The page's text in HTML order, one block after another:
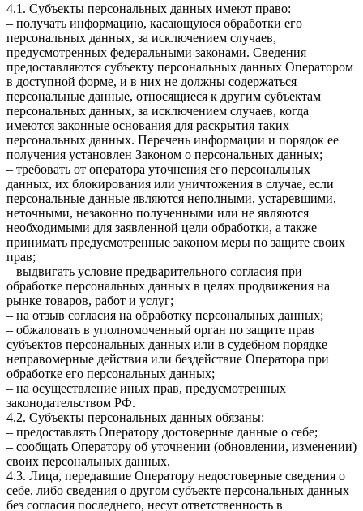
4.1. Субъекты персональных данных имеют право:
– получать информацию, касающуюся обработки его
персональных данных, за исключением случаев,
предусмотренных федеральными законами. Сведения
предоставляются субъекту персональных данных Оператором
в доступной форме, и в них не должны содержаться
персональные данные, относящиеся к другим субъектам
персональных данных, за исключением случаев, когда
имеются законные основания для раскрытия таких
персональных данных. Перечень информации и порядок ее
получения установлен Законом о персональных данных;
– требовать от оператора уточнения его персональных
данных, их блокирования или уничтожения в случае, если
персональные данные являются неполными, устаревшими,
неточными, незаконно полученными или не являются
необходимыми для заявленной цели обработки, а также
принимать предусмотренные законом меры по защите своих
прав;
– выдвигать условие предварительного согласия при
обработке персональных данных в целях продвижения на
рынке товаров, работ и услуг;
– на отзыв согласия на обработку персональных данных;
– обжаловать в уполномоченный орган по защите прав
субъектов персональных данных или в судебном порядке
неправомерные действия или бездействие Оператора при
обработке его персональных данных;
– на осуществление иных прав, предусмотренных
законодательством РФ.
4.2. Субъекты персональных данных обязаны:
– предоставлять Оператору достоверные данные о себе;
– сообщать Оператору об уточнении (обновлении, изменении)
своих персональных данных.
4.3. Лица, передавшие Оператору недостоверные сведения о
себе, либо сведения о другом субъекте персональных данных
без согласия последнего, несут ответственность в